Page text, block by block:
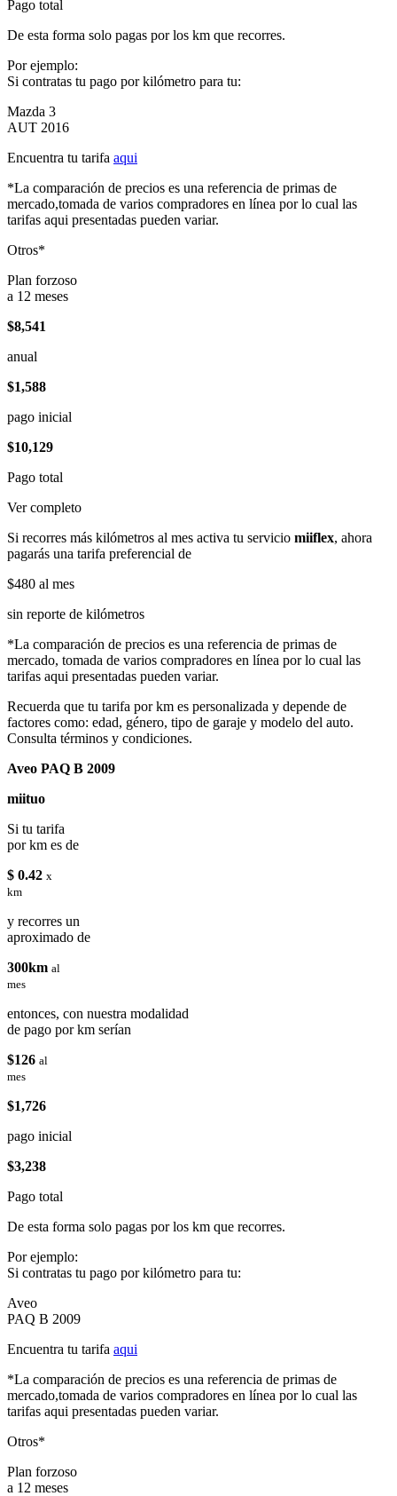
Pago total
De esta forma solo pagas por los km que recorres.
Por ejemplo:
Si contratas tu pago por kilómetro para tu:
Mazda 3
AUT 2016
Encuentra tu tarifa aqui
*La comparación de precios es una referencia de primas de
mercado,tomada de varios compradores en línea por lo cual las
tarifas aqui presentadas pueden variar.
Otros*
Plan forzoso
a 12 meses
$8,541
anual
$1,588
pago inicial
$10,129
Pago total
Ver completo
Si recorres más kilómetros al mes activa tu servicio miiflex, ahora
pagarás una tarifa preferencial de
$480 al mes
sin reporte de kilómetros
*La comparación de precios es una referencia de primas de
mercado, tomada de varios compradores en línea por lo cual las
tarifas aqui presentadas pueden variar.
Recuerda que tu tarifa por km es personalizada y depende de
factores como: edad, género, tipo de garaje y modelo del auto.
Consulta términos y condiciones.
Aveo PAQ B 2009
miituo
Si tu tarifa
por km es de
$ 0.42 x
km
y recorres un
aproximado de
300km al
mes
entonces, con nuestra modalidad
de pago por km serían
$126 al
mes
$1,726
pago inicial
$3,238
Pago total
De esta forma solo pagas por los km que recorres.
Por ejemplo:
Si contratas tu pago por kilómetro para tu:
Aveo
PAQ B 2009
Encuentra tu tarifa aqui
*La comparación de precios es una referencia de primas de
mercado,tomada de varios compradores en línea por lo cual las
tarifas aqui presentadas pueden variar.
Otros*
Plan forzoso
a 12 meses